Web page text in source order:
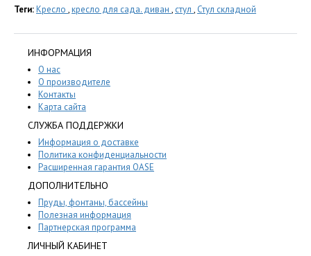
Теги:Кресло ,кресло для сада. диван , стул , Стул складной
ИНФОРМАЦИЯ
О нас
О производителе
Контакты
Карта сайта
СЛУЖБА ПОДДЕРЖКИ
Информация о доставке
Политика конфиденциальности
Расширенная гарантия OASE
ДОПОЛНИТЕЛЬНО
Пруды, фонтаны, бассейны
Полезная информация
Партнерская программа
ЛИЧНЫЙ КАБИНЕТ